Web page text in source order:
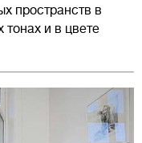
пространств в
тонах и в цвете